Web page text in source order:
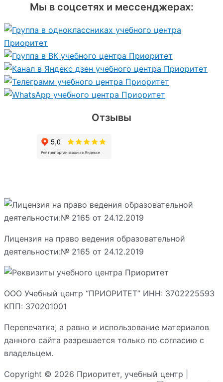
Мы в соцсетях и мессенджерах:
Отзывы
Лицензия на право ведения образовательной
деятельности:№ 2165 от 24.12.2019
ООО Учебный центр “ПРИОРИТЕТ” ИНН: 3702225593
КПП: 370201001
Перепечатка, а равно и использование материалов
данного сайта разрешается только по согласию с
владельцем.
Copyright © 2026 Приоритет, учебный центр |